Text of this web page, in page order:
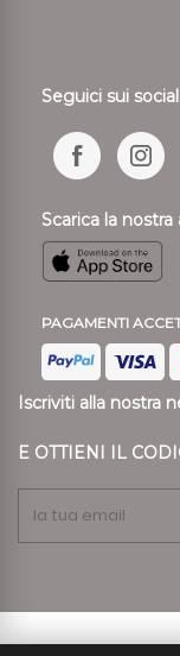
Seguici sui social
Scarica la nostra
PAGAMENTI
Iscriviti alla nostra
E OTTIENI IL
© 2024 Ronca